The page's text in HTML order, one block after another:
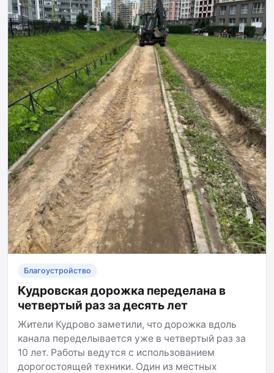
Благоустройство
Кудровская дорожка переделана в
четвертый раз за десять лет
Жители Кудрово заметили, что дорожка вдоль
канала переделывается уже в четвертый раз за
10 лет. Работы ведутся с использованием
дорогостоящей техники. Один из местных